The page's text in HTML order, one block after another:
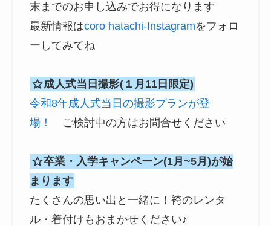
末までのお申し込みでお得になります
最新情報はcoro hatachi-Instagramをフォロ
ーしてみてね
成人式当日撮影(１月11日限定)
令和8年成人式当日の撮影プランが登
場！
ご検討中の方はお問合せください
卒業・入学キャンペーン(1月~5月)が始
まります
たくさんの思い出と一緒に！袴のレンタ
ル・着付けもおまかせください♪